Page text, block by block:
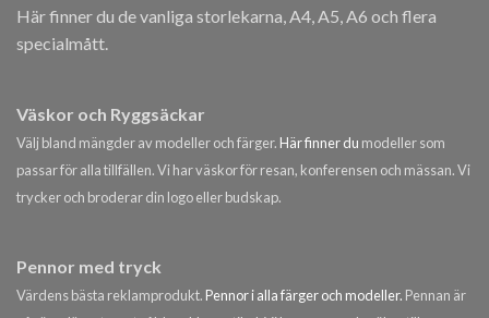
Här finner du de vanliga storlekarna, A4, A5, A6 och flera
specialmått.
Väskor och Ryggsäckar
Välj bland mängder av modeller och färger. Här finner du modeller som
passar för alla tillfällen. Vi har väskor för resan, konferensen och mässan. Vi
trycker och broderar din logo eller budskap.
Pennor med tryck
Värdens bästa reklamprodukt. Pennor i alla färger och modeller. Pennan är